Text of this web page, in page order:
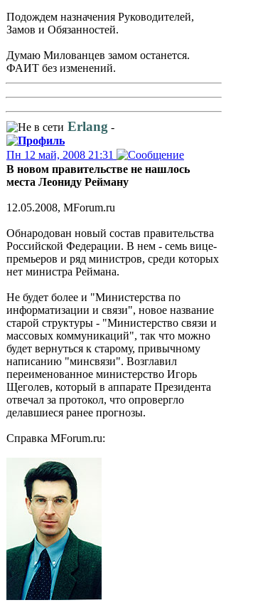
Подождем назначения Руководителей,
Замов и Обязанностей.
Думаю Милованцев замом останется.
ФАИТ без изменений.
Erlang -
Пн 12 май, 2008 21:31
В новом правительстве не нашлось
места Леониду Рейману
12.05.2008, MForum.ru
Обнародован новый состав правительства
Российской Федерации. В нем - семь вице-
премьеров и ряд министров, среди которых
нет министра Реймана.
Не будет более и "Министерства по
информатизации и связи", новое название
старой структуры - "Министерство связи и
массовых коммуникаций", так что можно
будет вернуться к старому, привычному
написанию "минсвязи". Возглавил
переименованное министерство Игорь
Щеголев, который в аппарате Президента
отвечал за протокол, что опровергло
делавшиеся ранее прогнозы.
Справка MForum.ru: